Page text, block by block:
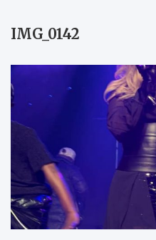
IMG_0142